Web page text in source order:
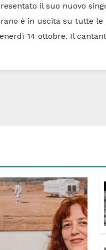
il suo nuovo
è in uscita su tutte le
14 ottobre. Il